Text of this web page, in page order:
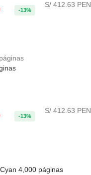
-13%
S/ 412.63 PEN
-13%
S/ 412.63 PEN
4,000 páginas